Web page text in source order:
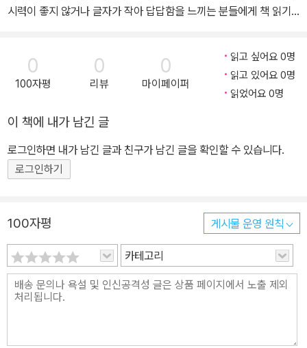
시력이 좋지 않거나 글자가 작아 답답함을 느끼는 분들에게 책 읽기
술이 당신을 일으켜 세운다” 위대한 화가들이 알려주는 삶의 태도에
관하여 안정적인 엘리트 법률가의 길을 뒤로하고 화가가 되기로 결심
한 바실리 칸딘스키, 불안 때문에 평생 진정제와 불면증 치료제를 달
야 세상에 알려진 폴 세잔, 특유의 성실함으로 기나긴 무명 생활을 견
딘 알폰스 무아…. 그들에게는 공통점이 있다. 불안하고 외로운 날들
을 재료 삼아 되려 위대한 작품을 완성했다는 점이다. 10년 이상 예술
가들의 삶을 글로 옮겨온 〈헤럴드경제〉 기자이자 미술 스토리텔러 이
가와 그들의 작품을 소개한다. 열심히 살았는데 이룬 게 없다고 느낄
때, 무언가를 시작하기에 늦었다고 생각될 때, 뜻대로 풀리지 않는 관
계에 지칠 때 그가 소개하는 화가들의 삶을 들여다본다면 이 책을 덮
을 때, 우리는 인생을 좀 더 의연하게 받아들이게 될 것이다. 열심히
살았는데 이룬 게 없다고 느껴질 때… 무언가를 시작하기에 늦었다고
0
100자평
0
리뷰
0
마이페이퍼
읽고 싶어요 0명
읽고 있어요 0명
읽었어요 0명
이 책에 내가 남긴 글
로그인하면 내가 남긴 글과 친구가 남긴 글을 확인할 수 있습니다.
로그인하기
100자평 게시물 운영 원칙
카테고리